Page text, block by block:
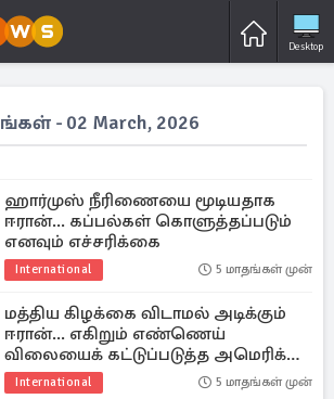
Desktop
- 02 March, 2026
ஹார்முஸ் நீரிணையை மூடியதாக
ஈரான்... கப்பல்கள் கொளுத்தப்படும்
எனவும் எச்சரிக்கை
International 5 மாதங்கள் முன்
மத்திய கிழக்கை விடாமல் அடிக்கும்
ஈரான்... எகிறும் எண்ணெய்
விலையைக் கட்டுப்படுத்த அமெரிக்கா
தீவிரம்
International 5 மாதங்கள் முன்